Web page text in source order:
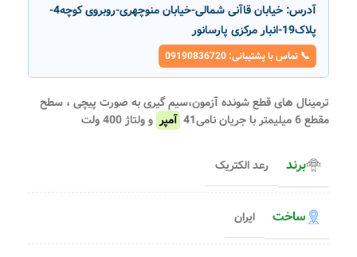
آدرس:
خیابان قاآنی شمالی-خیابان منوچهری-روبروی کوچه4-
پلاک19-انبار مرکزی پارسانور
📞 تماس با پشتیبانی: 09190836720
ترمینال های قطع شونده آزمون،سیم گیری به صورت پیچی ، سطح
مقطع 6 میلیمتر با جریان نامی41
آمپر و ولتاژ 400 ولت
برند رعد الکتریک
ساخت ایران